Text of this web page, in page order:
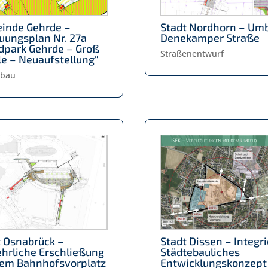
Gehrde –
Nr. 27a
Gehrde – Groß
– Neuaufstellung“
Stadt Nordhorn –
Denekamper Straße
Straßenentwurf
–
Erschließung
Bahnhofsvorplatz
Stadt Dissen –
Städtebauliches
Entwicklungskonzept